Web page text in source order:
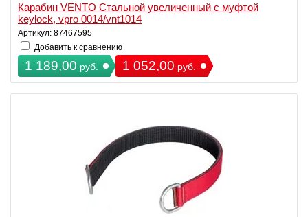
Карабин VENTO Стальной увеличенный с муфтой
keylock, vpro 0014/vnt1014
Артикул: 87467595
Добавить к сравнению
1 189,00 руб. 1 052,00 руб.